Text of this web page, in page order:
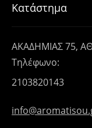
Κατάστημα
ΑΚΑΔΗΜΙΑΣ 75,
Τηλέφωνο:
2103820143